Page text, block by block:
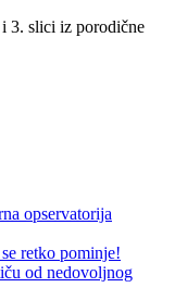
3. slici iz porodične
opservatorija
retko pominje!
od nedovoljnog